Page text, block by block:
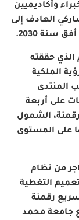
وأكاديميين
الهادف إلى
سنة 2030
.
حققته
الملكية
انطلقت منذ سنة 2019، عقب المنتدى
على أربعة
الشمول
على المستوى
أكثر من 483 ألف تاجر من نظام
التغطية
رقمنة
جامعة محمد